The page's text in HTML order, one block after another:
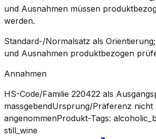
und Ausnahmen müssen
werden.
Standard-/Normalsatz als
und Ausnahmen produktbezogen
Annahmen
HS-Code/Familie 220422 als
massgebendUrsprung/Präferenz nicht
angenommenProdukt-Tags:
still_wine